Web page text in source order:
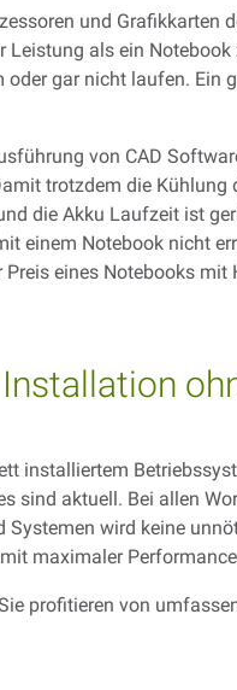
und Grafikkarten
Leistung als ein
gar nicht laufen. Ein
von CAD
trotzdem die
die Akku Laufzeit ist
einem Notebook nicht
eines Notebooks
installiertem
sind aktuell. Bei allen
Systemen wird keine
maximaler
profitieren von